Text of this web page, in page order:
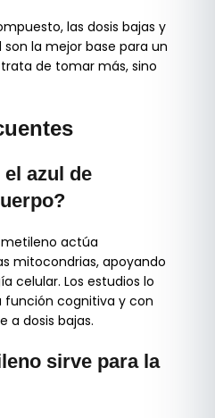
las dosis bajas y
la mejor base para un
de tomar más, sino
azul de
metileno actúa
mitocondrias, apoyando
celular. Los estudios lo
función cognitiva y con
a dosis bajas.
sirve para la